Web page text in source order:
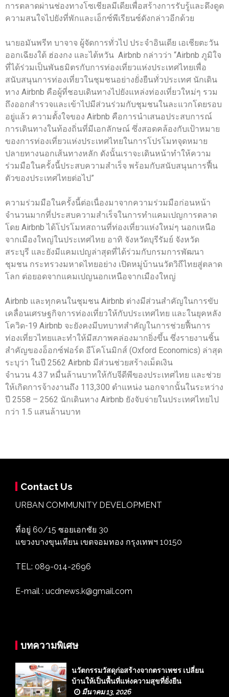
การตลาดผ่านช่องทางโซเชียลมีเดียเพื่อสร้างการรับรู้และดึงดูด
ความสนใจไปยังที่พักและเอ็กซ์พีเรียนซ์ดังกล่าวอีกด้วย
นายอมันพรีท บาจาจ ผู้จัดการทั่วไป ประจำอินเดีย เอเชียตะวัน
ออกเฉียงใต้ ฮ่องกง และไต้หวัน Airbnb กล่าวว่า “Airbnb ภูมิใจ
ที่ได้ร่วมเป็นพันธมิตรกับการท่องเที่ยวแห่งประเทศไทยเพื่อ
สนับสนุนการท่องเที่ยวในชุมชนอย่างยั่งยืนทั่วประเทศ นักเดิน
ทาง Airbnb คือผู้ที่ชอบเดินทางไปยังแหล่งท่องเที่ยวใหม่ๆ รวม
ถึงออกสำรวจและเข้าไปมีส่วนร่วมกับชุมชนในละแวกโดยรอบ
อยู่แล้ว ความตั้งใจของ Airbnb คือการนำเสนอประสบการณ์
การเดินทางในท้องถิ่นที่มีเอกลักษณ์ ซึ่งสอดคล้องกับเป้าหมาย
ของการท่องเที่ยวแห่งประเทศไทยในการโปรโมทจุดหมาย
ปลายทางนอกเส้นทางหลัก ดังนั้นเราจะเดินหน้าทำให้ความ
ร่วมมือในครั้งนี้ประสบความสำเร็จ พร้อมกับสนับสนุนการฟื้น
ตัวของประเทศไทยต่อไป”
ความร่วมมือในครั้งนี้ต่อเนื่องมาจากความร่วมมือก่อนหน้า
จำนวนมากที่ประสบความสำเร็จในการทำแคมเปญการตลาด
โดย Airbnb ได้โปรโมทสถานที่ท่องเที่ยวแห่งใหม่ๆ นอกเหนือ
จากเมืองใหญ่ในประเทศไทย อาทิ จังหวัดบุรีรัมย์ จังหวัด
สระบุรี และยังมีแคมเปญล่าสุดที่ได้ร่วมกับกรมการพัฒนา
ชุมชน กระทรวงมหาดไทยอย่าง เปิดหมู่บ้านนวัตวิถีไทยสู่ตลาด
โลก ต่อยอดจากแคมเปญนอกเหนือจากเมืองใหญ่
Airbnb และทุกคนในชุมชน Airbnb ต่างมีส่วนสำคัญในการขับ
เคลื่อนเศรษฐกิจการท่องเที่ยวให้กับประเทศไทย และในยุคหลัง
โควิด-19 Airbnb จะยังคงมีบทบาทสำคัญในการช่วยฟื้นการ
ท่องเที่ยวไทยและทำให้มีสภาพคล่องมากยิ่งขึ้น ซึ่งรายงานชิ้น
สำคัญของอ็อกซ์ฟอร์ด อีโคโนมิกส์ (Oxford Economics) ล่าสุด
ระบุว่า ในปี 2562 Airbnb มีส่วนช่วยสร้างเม็ดเงิน
จำนวน 4.37 หมื่นล้านบาทให้กับจีดีพีของประเทศไทย และช่วย
ให้เกิดการจ้างงานถึง 113,300 ตำแหน่ง นอกจากนั้นในระหว่าง
ปี 2558 – 2562 นักเดินทาง Airbnb ยังจับจ่ายในประเทศไทยไป
กว่า 1.5 แสนล้านบาท
Contact Us
URBAN COMMUNITY DEVELOPMENT
ที่อยู่ 60/15 ซอยเอกชัย 30
แขวงบางขุนเทียน เขตจอมทอง กรุงเทพฯ 10150
TEL: 089-014-2696
E-mail : ucdnews.k@gmail.com
บทความพิเศษ
1
นวัตกรรมวัสดุก่อสร้างจากตราเพชร เปลี่ยน
บ้านให้เป็นพื้นที่แห่งความสุขที่ยั่งยืน
มีนาคม 13, 2026